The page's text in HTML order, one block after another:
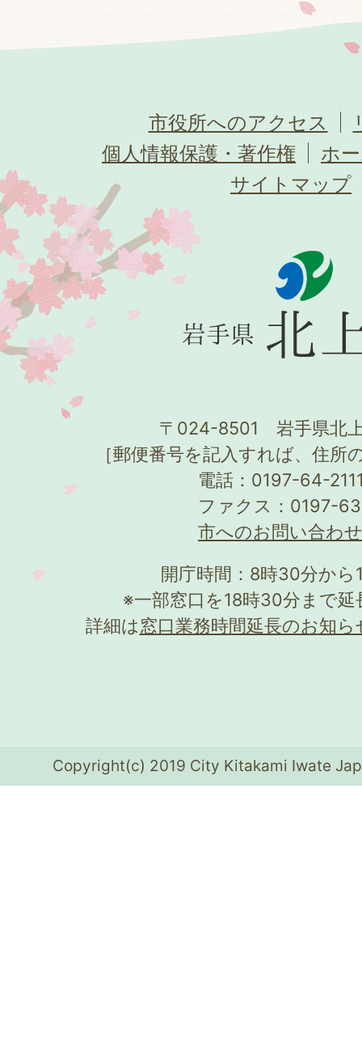
市役所へのアクセス
個人情報保護・著作権
ホ
サイトマップ
〒024-8501 岩手県北
［郵便番号を記入すれば、住所
電話：0197-64-
ファクス：0197-
市へのお問い合わ
開庁時間：8時30分か
※一部窓口を18時30分まで
詳細は窓口業務時間延長のお知ら
Copyright(c) 2019 City Kitakami Iwate